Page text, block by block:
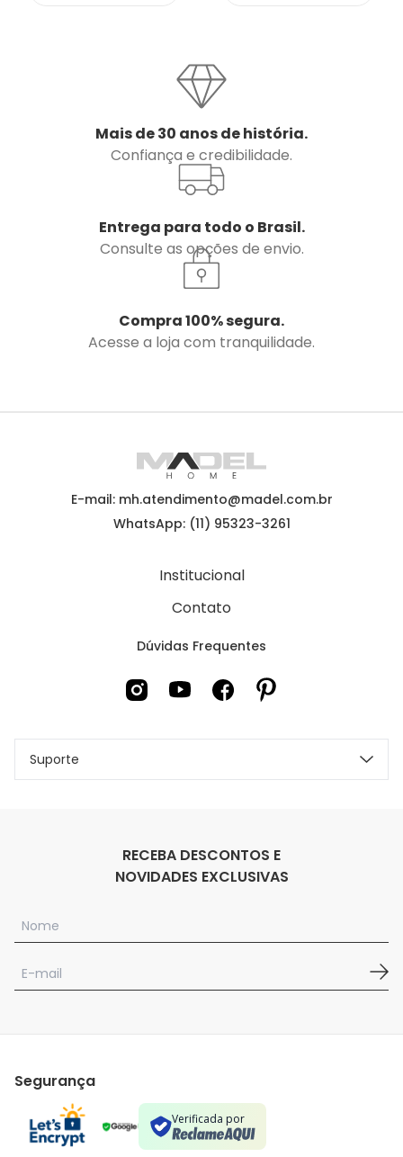
Mais de 30 anos de história.
Confiança e credibilidade.
Entrega para todo o Brasil.
Consulte as opções de envio.
Compra 100% segura.
Acesse a loja com tranquilidade.
E-mail: mh.atendimento@madel.com.br
WhatsApp: (11) 95323-3261
Institucional
Contato
Dúvidas Frequentes
Suporte
RECEBA DESCONTOS E
NOVIDADES EXCLUSIVAS
Segurança
Verificada por